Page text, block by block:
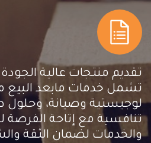
تقديم منتجات عالية
تشمل خدمات مابعد البيع
لوجيستية وصيانة، وحلول
تنافسية مع إتاحة الفرصة
والخدمات لضمان الثقة